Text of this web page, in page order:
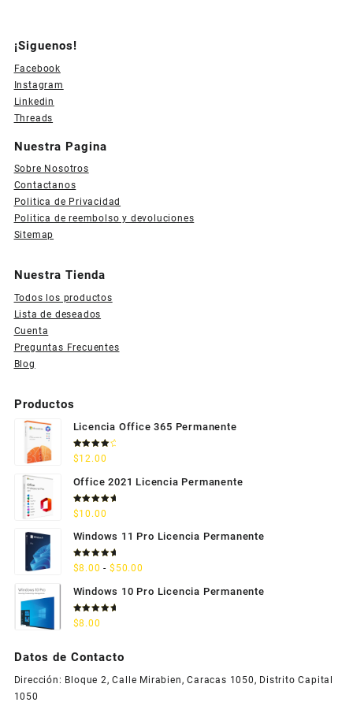
¡Siguenos!
Facebook
Instagram
Linkedin
Threads
Nuestra Pagina
Sobre Nosotros
Contactanos
Politica de Privacidad
Politica de reembolso y devoluciones
Sitemap
Nuestra Tienda
Todos los productos
Lista de deseados
Cuenta
Preguntas Frecuentes
Blog
Productos
Licencia Office 365 Permanente
Valorado
con4.33
$12.00
Office 2021 Licencia Permanente
Valorado
con 5.00
$10.00
Windows 11 Pro Licencia Permanente
Valorado
con5.00
$8.00 - $ 50.00
Windows 10 Pro Licencia Permanente
Valorado
con5.00
$8.00
Datos de Contacto
Dirección: Bloque 2, Calle Mirabien, Caracas 1050, Distrito Capital
1050